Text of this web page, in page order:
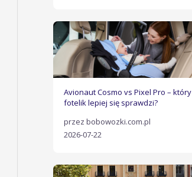
Avionaut Cosmo vs Pixel Pro – który
fotelik lepiej się sprawdzi?
przez bobowozki.com.pl
2026-07-22